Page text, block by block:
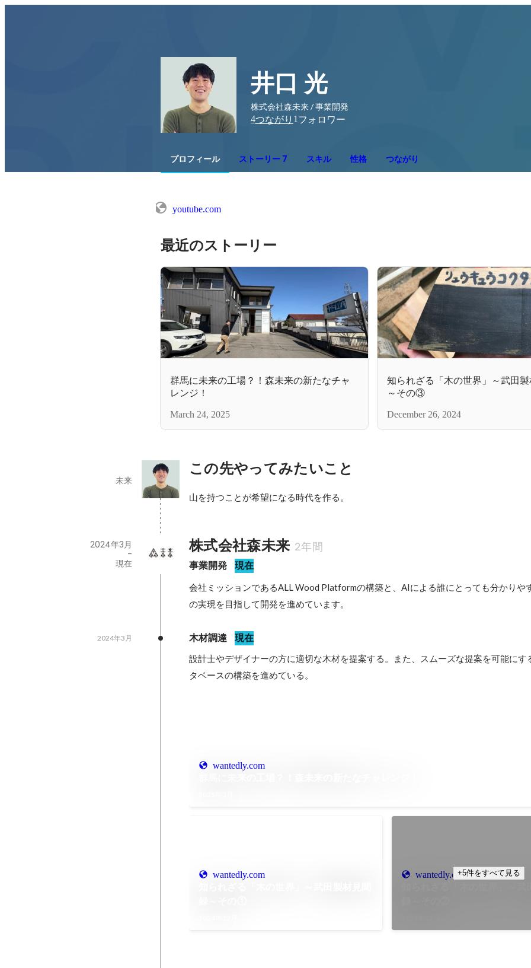
井口 光
株式会社森未来 / 事業開発
4つながり 1 フォロワー
プロフィール ストーリー 7 スキル 性格 つながり
youtube.com
最近のストーリー
群馬に未来の工場？！森未来の新たなチャ
レンジ！
March 24, 2025
知られざる「木の世界」～武田
～その③
December 26, 2024
この先やってみたいこと
未来
山を持つことが希望になる時代を作る。
株式会社森未来 2年間
事業開発 現在
2024年3月
-
現在
会社ミッションであるALL Wood Platformの構築と、AIによる誰にとっても分かりや
の実現を目指して開発を進めています。
木材調達 現在
2024年3月
設計士やデザイナーの方に適切な木材を提案する。また、スムーズな提案を可能にす
タベースの構築を進めている。
wantedly.com
wantedly.com wantedly.com+5件をすべて見る